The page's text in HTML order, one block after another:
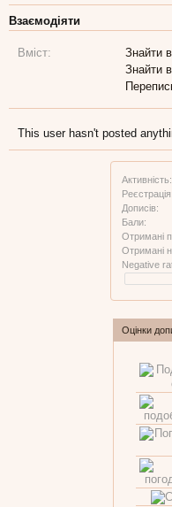
Активність:
Реєстрація:
Дописів:
Бали:
Отримані
Отримані
Negative
Оцінки
Взаємодіяти
Вміст:
Знайти
Знайти
This user hasn't posted